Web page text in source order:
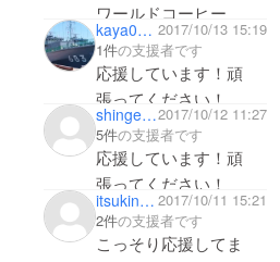
ワールドコーヒー
kaya0702 2017/10/13 15:19
1件の支援者です
応援しています！頑
張ってください！
shingen_mocchi2017/10/12 11:27
5件の支援者です
応援しています！頑
張ってください！
itsukinohito 2017/10/11 15:21
2件の支援者です
こっそり応援してま